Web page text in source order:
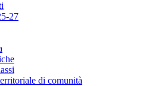
27
di comunità